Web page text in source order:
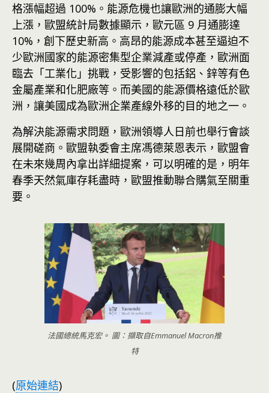
格漲幅超過 100%。能源危機也讓歐洲的通膨大幅
上漲，歐盟統計局數據顯示，歐元區 9 月通膨達
10%，創下歷史新高。高昂的能源成本甚至逼迫不
少歐洲國家的能源密集型企業減產或停產，歐洲面
臨去「工業化」挑戰，受影響的包括鋁、鋅等有色
金屬產業和化肥廠等。而美國的能源價格遠低於歐
洲，讓美國成為歐洲企業產線外移的目的地之一。
為解決能源需求問題，歐洲領導人日前也舉行會談
展開磋商。歐盟執委會主席馮德萊恩表示，歐盟會
在未來幾周內拿出詳細提案，可以明確的是，明年
春季天然氣庫存耗盡時，歐盟推動聯合購氣至關重
要。
法國總統馬克宏。 圖：擷取自Emmanuel Macron推
特
(原始連結)